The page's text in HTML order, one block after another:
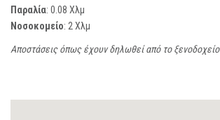
Παραλία: 0.08 Χλμ
Νοσοκομείο: 2 Χλμ
Αποστάσεις όπως έχουν δηλωθεί από το ξενοδοχείο